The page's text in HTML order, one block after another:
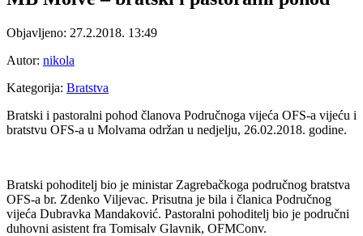
Objavljeno: 27.2.2018. 13:49
Autor: nikola
Kategorija: Bratstva
Bratski i pastoralni pohod članova Područnoga vijeća OFS-a vijeću i
bratstvu OFS-a u Molvama održan u nedjelju, 26.02.2018. godine.
Bratski pohoditelj bio je ministar Zagrebačkoga područnog bratstva
OFS-a br. Zdenko Viljevac. Prisutna je bila i članica Područnog
vijeća Dubravka Mandaković. Pastoralni pohoditelj bio je područni
duhovni asistent fra Tomisalv Glavnik, OFMConv.